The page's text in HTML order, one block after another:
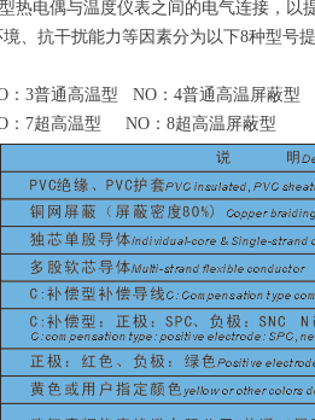
型热电偶与温度仪表之间的电气连接，以
、抗干扰能力等因素分为以下8种型号
： 3普通高温型 NO ： 4普通高温屏蔽型
： 7超高温型 NO ： 8超高温屏蔽型